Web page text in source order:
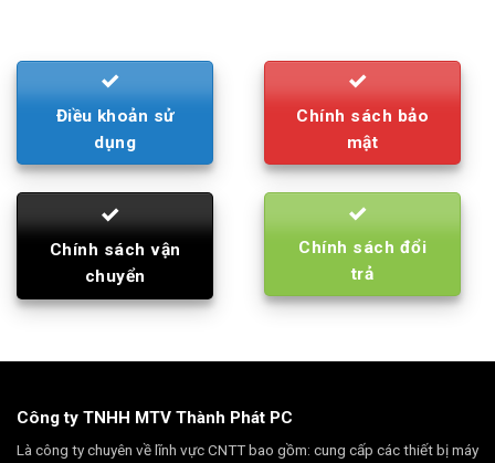
Điều khoản sử
dụng
Chính sách bảo
mật
Chính sách vận
chuyển
Chính sách đổi
trả
Công ty TNHH MTV Thành Phát PC
Là công ty chuyên về lĩnh vực CNTT bao gồm: cung cấp các thiết bị máy